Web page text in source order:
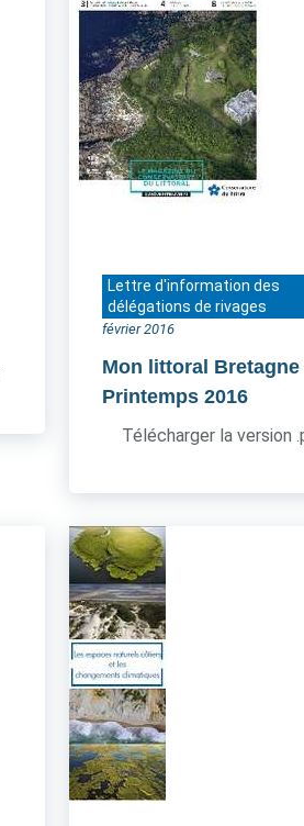
Lettre d'information des
délégations de rivages
février 2016
Mon littoral Bretagne
Printemps 2016
Télécharger la version